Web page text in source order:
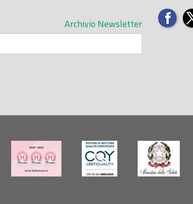
Archivio Newsletter